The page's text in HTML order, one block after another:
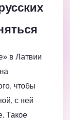
в Латвии
чтобы
с ней
Такое